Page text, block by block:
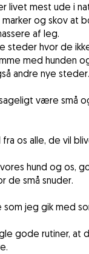
livet mest ude i
og skov at
af leg.
steder hvor de
med hunden
andre nye steder.
være små
os alle, de vil
hund og os,
de små snuder.
som jeg gik med
gode rutiner, at